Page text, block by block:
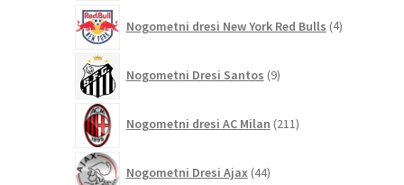
Nogometni dresi New York Red Bulls 4izdelki
Nogometni Dresi Santos 9izdelkov
Nogometni dresi AC Milan 211izdelkov
Nogometni Dresi Ajax 44izdelkov